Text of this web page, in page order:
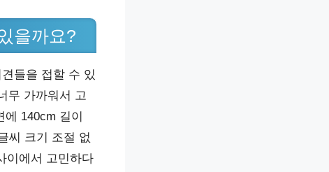
을까요?
들을 접할 수 있
무 가까워서 고
140cm 길이
씨 크기 조절 없
이에서 고민하다